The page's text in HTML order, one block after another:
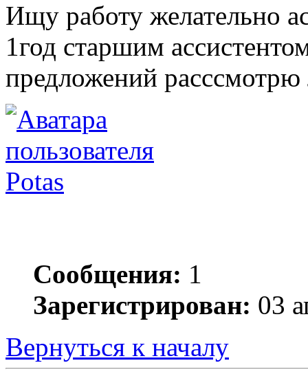
Ищу работу желательно
1год старшим
предложений
Potas
Сообщения: 1
Зарегистрирован: 03
Вернуться к началу